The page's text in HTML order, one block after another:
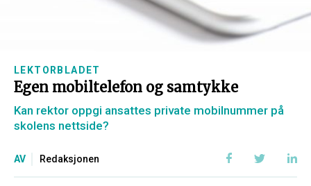
LEKTORBLADET
Egen mobiltelefon og samtykke
Kan rektor oppgi ansattes private mobilnummer på
skolens nettside?
AV Redaksjonen